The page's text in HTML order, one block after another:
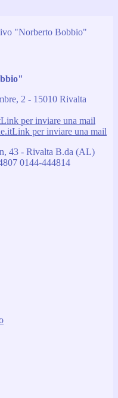
"Norberto Bobbio"
2 - 15010 Rivalta
Link per inviare una mail
Link per inviare una mail
43 - Rivalta B.da (AL)
0144-444814